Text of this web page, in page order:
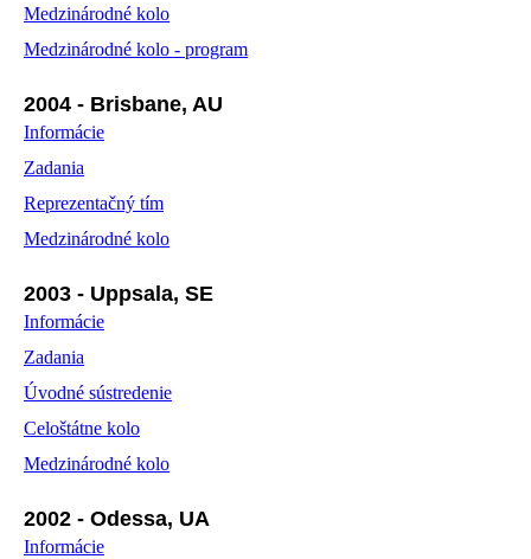
Medzinárodné kolo
Medzinárodné kolo - program
2004 - Brisbane, AU
Informácie
Zadania
Reprezentačný tím
Medzinárodné kolo
2003 - Uppsala, SE
Informácie
Zadania
Úvodné sústredenie
Celoštátne kolo
Medzinárodné kolo
2002 - Odessa, UA
Informácie